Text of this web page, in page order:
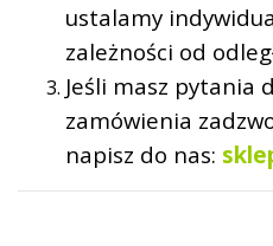
ustalamy
zależności od
Jeśli masz pytania
zamówienia
napisz do nas: